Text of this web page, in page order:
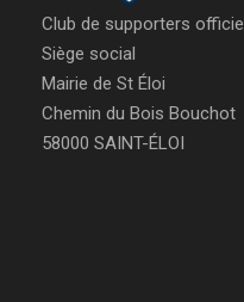
Club de supporters officiel
Siège social
Mairie de St Éloi
Chemin du Bois Bouchot
58000 SAINT-ÉLOI